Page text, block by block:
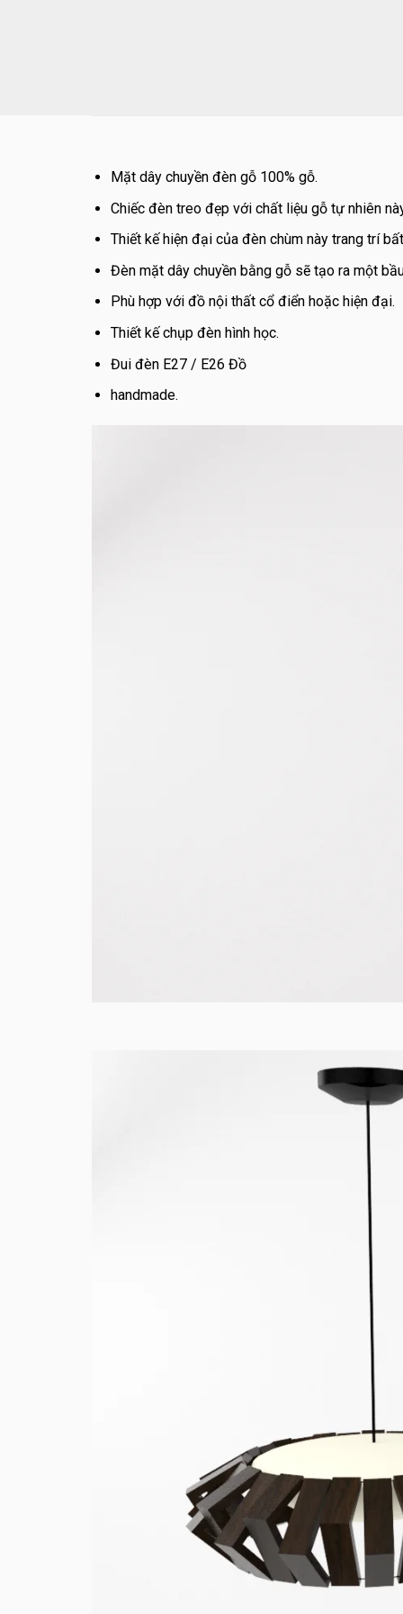
Mặt dây chuyền đèn gỗ 100% gỗ.
Chiếc đèn treo đẹp với chất liệu gỗ tự nhiên
Thiết kế hiện đại của đèn chùm này trang trí
Đèn mặt dây chuyền bằng gỗ sẽ tạo ra một
Phù hợp với đồ nội thất cổ điển hoặc hiện đại.
Thiết kế chụp đèn hình học.
Đui đèn E27 / E26 Đồ
handmade.